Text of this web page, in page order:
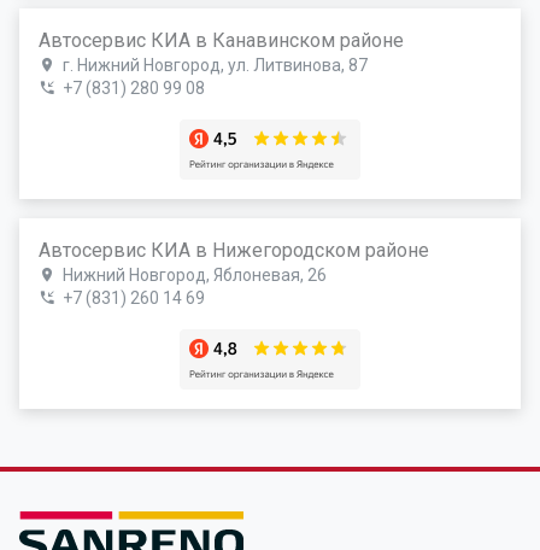
Автосервис КИА в Канавинском районе
г. Нижний Новгород, ул. Литвинова, 87
+7 (831) 280 99 08
Автосервис КИА в Нижегородском районе
Нижний Новгород, Яблоневая, 26
+7 (831) 260 14 69